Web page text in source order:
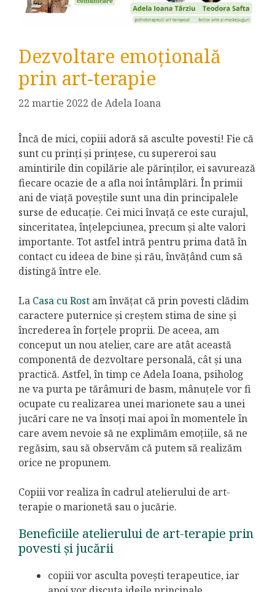
Dezvoltare emoțională
prin art-terapie
22 martie 2022 de Adela Ioana
Încă de mici, copiii adoră să asculte povesti! Fie că
sunt cu prinți și prințese, cu supereroi sau
amintirile din copilărie ale părinților, ei savurează
fiecare ocazie de a afla noi întâmplări. În primii
ani de viață poveștile sunt una din principalele
surse de educație. Cei mici învață ce este curajul,
sinceritatea, înțelepciunea, precum și alte valori
importante. Tot astfel intră pentru prima dată în
contact cu ideea de bine și rău, învățând cum să
distingă între ele.
La Casa cu Rost am învățat că prin povesti clădim
caractere puternice și creștem stima de sine și
încrederea în forțele proprii. De aceea, am
conceput un nou atelier, care are atât această
componentă de dezvoltare personală, cât și una
practică. Astfel, în timp ce Adela Ioana, psiholog
ne va purta pe tărâmuri de basm, mânuțele vor fi
ocupate cu realizarea unei marionete sau a unei
jucări care ne va însoți mai apoi în momentele în
care avem nevoie să ne explimăm emoțiile, să ne
regăsim, sau să observăm că putem să realizăm
orice ne propunem.
Copiii vor realiza în cadrul atelierului de art-
terapie o marionetă sau o jucărie.
Beneficiile atelierului de art-terapie prin
povesti și jucării
copiii vor asculta povești terapeutice, iar